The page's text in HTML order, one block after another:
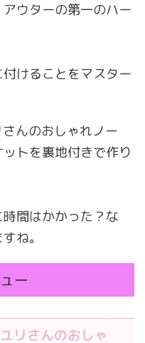
ウターの第一のハー
けることをマスター
んのおしゃれノー
トを裏地付きで作り
間はかかった？な
ね。
ー
リさんのおしゃ